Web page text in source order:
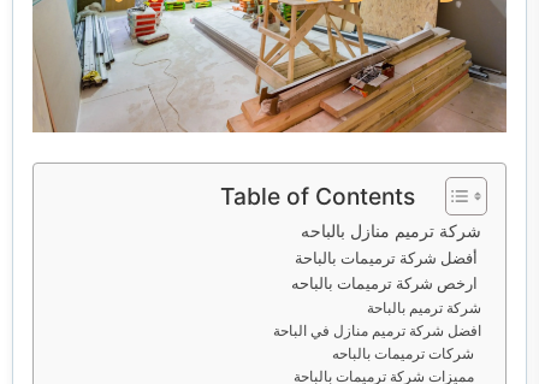
Table of Contents
شركة ترميم منازل بالباحه
أفضل شركة ترميمات بالباحة
ارخص شركة ترميمات بالباحه
شركة ترميم بالباحة
افضل شركة ترميم منازل في الباحة
شركات ترميمات بالباحه
مميزات شركة ترميمات بالباحة